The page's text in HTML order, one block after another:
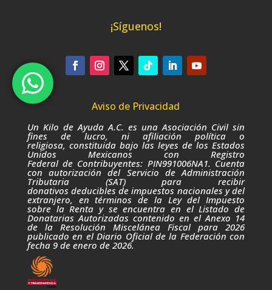
¡Síguenos!
Aviso de Privacidad
Un Kilo de Ayuda A.C. es una Asociación Civil sin
fines de lucro, ni afiliación política o
religiosa, constituida bajo las leyes de los Estados
Unidos Mexicanos con Registro
Federal de Contribuyentes: PIN991006NA1. Cuenta
con autorización del Servicio de Administración
Tributaria (SAT) para recibir
donativos deducibles de impuestos nacionales y del
extranjero, en términos de la Ley del Impuesto
sobre la Renta y se encuentra en el Listado de
Donatarias Autorizadas contenido en el Anexo 14
de la Resolución Miscelánea Fiscal para 2026
publicado en el Diario Oficial de la Federación con
fecha9de enero de 2026.